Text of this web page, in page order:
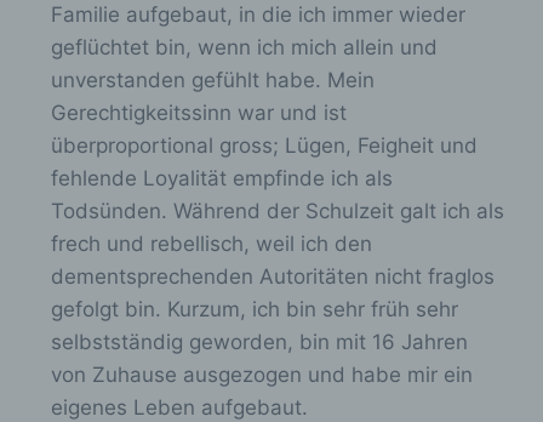
Familie aufgebaut, in die ich immer wieder
geflüchtet bin, wenn ich mich allein und
unverstanden gefühlt habe. Mein
Gerechtigkeitssinn war und ist
überproportional gross; Lügen, Feigheit und
fehlende Loyalität empfinde ich als
Todsünden. Während der Schulzeit galt ich als
frech und rebellisch, weil ich den
dementsprechenden Autoritäten nicht fraglos
gefolgt bin. Kurzum, ich bin sehr früh sehr
selbstständig geworden, bin mit 16 Jahren
von Zuhause ausgezogen und habe mir ein
eigenes Leben aufgebaut.
f) Pseudonymisierung
Pseudonymisierung ist die Verarbeitung
personenbezogener Daten in einer Weise,
auf welche die personenbezogenen Daten
ohne Hinzuziehung zusätzlicher
Informationen nicht mehr einer spezifischen
betroffenen Person zugeordnet werden
können, sofern diese zusätzlichen
Informationen gesondert aufbewahrt werden
und technischen und organisatorischen
Maßnahmen unterliegen, die gewährleisten,
dass die personenbezogenen Daten nicht
einer identifizierten oder identifizierbaren
natürlichen Person zugewiesen werden.